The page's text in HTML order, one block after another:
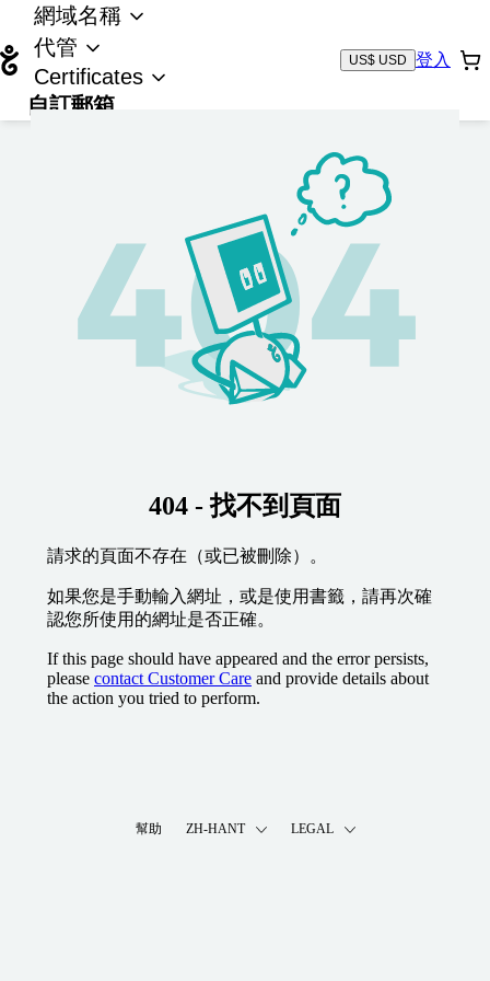
網域名稱
代管
Certificates
自訂郵箱
US$ USD 登入
404 - 找不到頁面
請求的頁面不存在（或已被刪除）。
如果您是手動輸入網址，或是使用書籤，請再次確
認您所使用的網址是否正確。
If this page should have appeared and the error persists,
please contact Customer Care and provide details about
the action you tried to perform.
幫助 ZH-HANT LEGAL